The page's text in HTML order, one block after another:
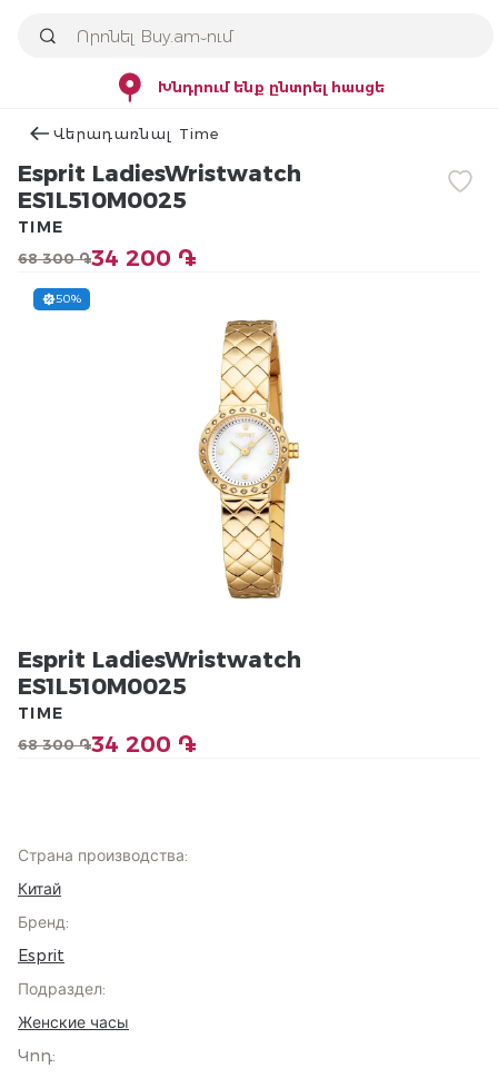
Խնդրում ենք ընտրել հասցե
Վերադառնալ Time
Esprit LadiesWristwatch
ES1L510M0025
68 300 ֏34 200 ֏
TIME
50%
Esprit LadiesWristwatch
ES1L510M0025
68 300 ֏34 200 ֏
TIME
Страна производства:
Китай
Бренд:
Esprit
Подраздел:
Женские часы
Կոդ: